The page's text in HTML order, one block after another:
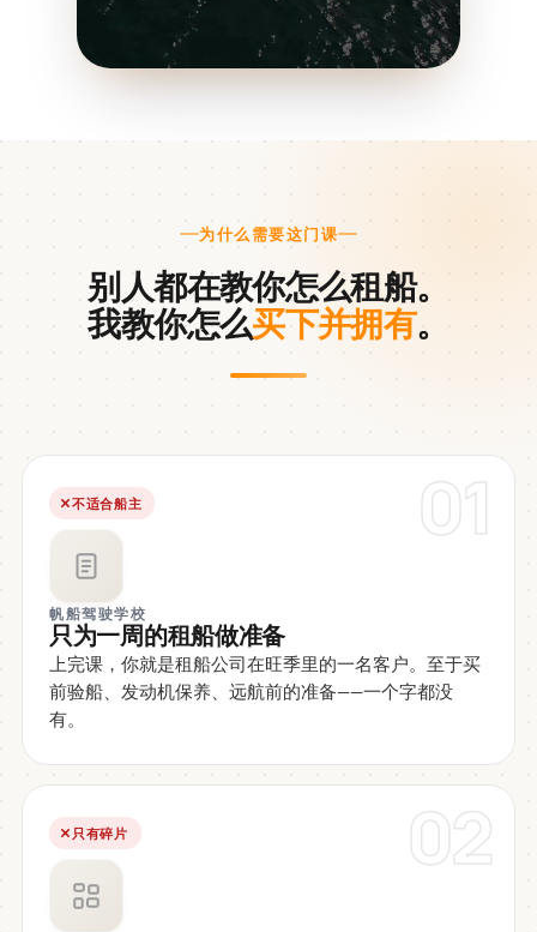
为什么需要这门课
别人都在教你怎么租船。
我教你怎么买下并拥有。
01
不适合船主
帆船驾驶学校
只为一周的租船做准备
上完课，你就是租船公司在旺季里的一名客户。至于买
前验船、发动机保养、远航前的准备——一个字都没
有。
02
只有碎片